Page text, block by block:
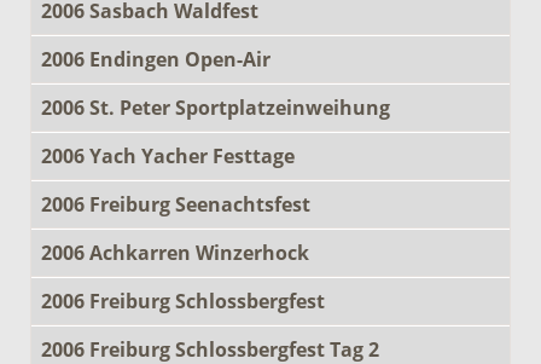
2006 Sasbach Waldfest
2006 Endingen Open-Air
2006 St. Peter Sportplatzeinweihung
2006 Yach Yacher Festtage
2006 Freiburg Seenachtsfest
2006 Achkarren Winzerhock
2006 Freiburg Schlossbergfest
2006 Freiburg Schlossbergfest Tag 2